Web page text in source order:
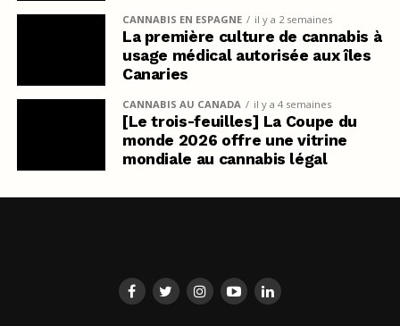
CANNABIS EN ESPAGNE il y a 2 semaines
La première culture de cannabis à
usage médical autorisée aux îles
Canaries
CANNABIS AU CANADA il y a 4 semaines
[Le trois-feuilles] La Coupe du
monde 2026 offre une vitrine
mondiale au cannabis légal